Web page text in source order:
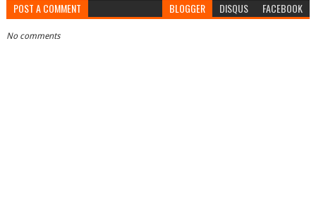
POST A COMMENT BLOGGER DISQUS FACEBOOK
No comments